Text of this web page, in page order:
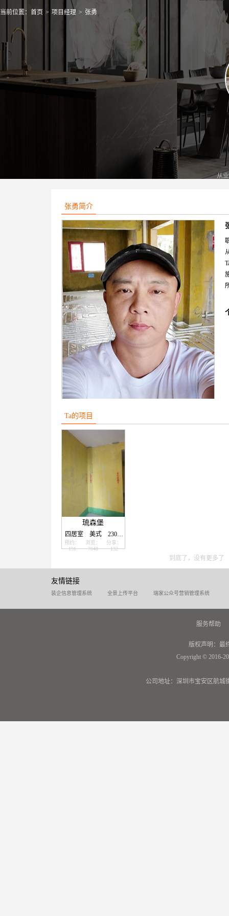
当前位置： 首页 > 项目经理 > 张勇
从
张勇简介
Ta的项目
琉森堡
四居室 美式 230.0㎡
预约：
191
浏览：
7048
分享：
132
到底了，没有更多了
友情链接
装企信息管理系统 全景上传平台 瑞家公众号营销管理系统
服务帮助
版权声明：最
Copyright © 2016-
公司地址：深圳市宝安区航城